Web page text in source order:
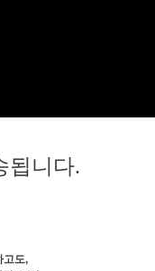
됩니다.
고도,